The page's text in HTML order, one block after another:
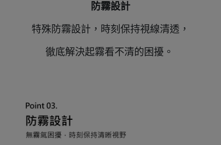
防霧設計
特殊防霧設計，時刻保持視線清透，
徹底解決起霧看不清的困擾。